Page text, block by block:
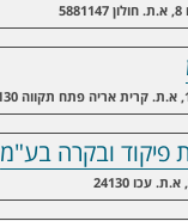
פיקוד ובקרה בע"מ